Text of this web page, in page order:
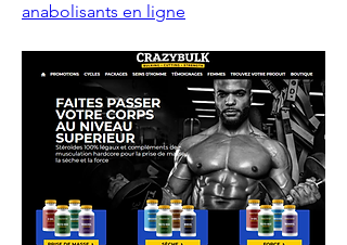
anabolisants en ligne